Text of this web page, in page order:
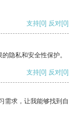
支持[0] 反对[0]
隐私和安全性保护。
支持[0] 反对[0]
需求，让我能够找到自